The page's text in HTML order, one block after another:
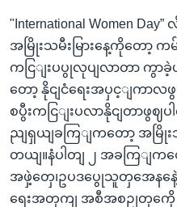
"International Women
အမြိုးသမီးမြားနေ့ကိုတော့ က
ကငြျးပပွုလုပျလာတာ ကွာခဲ့ပါ
တော့ နိုငျငံရေးအပှင့ျကာ
စပွီးကငြျးပလာနိုငျတာဖွ
ညျရှယျခကြျကတော့ အမြိုးသ
တယျ။နံပါတျ ၂ အခကြျကတ
အဖှဲ့တှေ၊ဥပဒပွေုသူတှအေနနေဲ့
ရေးအတှကျ အစီအစဉျတှကေို